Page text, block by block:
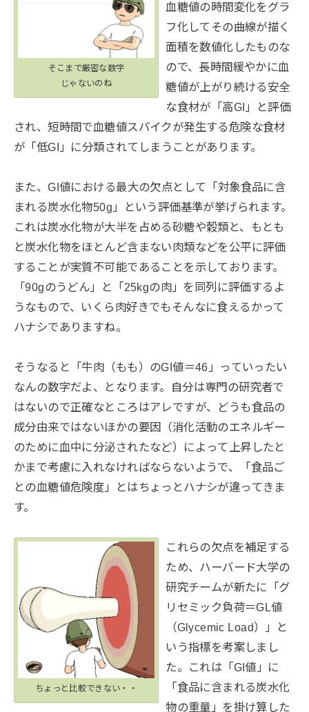
そこまで厳密な数字
じゃないのね
血糖値の時間変化をグラ
フ化してその曲線が描く
面積を数値化したものな
ので、長時間緩やかに血
糖値が上がり続ける安全
な食材が「高GI」と評価
され、短時間で血糖値スパイクが発生する危険な食材
が「低GI」に分類されてしまうことがあります。
また、GI値における最大の欠点として「対象食品に含
まれる炭水化物50g」という評価基準が挙げられます。
これは炭水化物が大半を占める砂糖や穀類と、もとも
と炭水化物をほとんど含まない肉類などを公平に評価
することが実質不可能であることを示しております。
「90gのうどん」と「25kgの肉」を同列に評価するよ
うなもので、いくら肉好きでもそんなに食えるかって
ハナシでありますね。
そうなると「牛肉（もも）のGI値＝46」っていったい
なんの数字だよ、となります。自分は専門の研究者で
はないので正確なところはアレですが、どうも食品の
成分由来ではないほかの要因（消化活動のエネルギー
のために血中に分泌されたなど）によって上昇したと
かまで考慮に入れなければならないようで、「食品ご
との血糖値危険度」とはちょっとハナシが違ってきま
す。
ちょっと比較できない・・
これらの欠点を補足する
ため、ハーバード大学の
研究チームが新たに「グ
リセミック負荷＝GL値
（Glycemic Load）」と
いう指標を考案しまし
た。これは「GI値」に
「食品に含まれる炭水化
物の重量」を掛け算した